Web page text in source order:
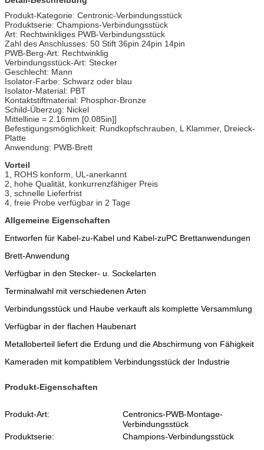
Produkt-Kategorie: Centronic-Verbindungsstück
Produktserie: Champions-Verbindungsstück
Art: Rechtwinkliges PWB-Verbindungsstück
Zahl des Anschlusses: 50 Stift 36pin 24pin 14pin
PWB-Berg-Art: Rechtwinklig
Verbindungsstück-Art: Stecker
Geschlecht: Mann
Isolator-Farbe: Schwarz oder blau
Isolator-Material: PBT
Kontaktstiftmaterial: Phosphor-Bronze
Schild-Überzug: Nickel
Mittellinie = 2.16mm [0.085in]]
Befestigungsmöglichkeit: Rundkopfschrauben, L Klammer, Dreieck-
Platte
Anwendung: PWB-Brett
Vorteil
1, ROHS konform, UL-anerkannt
2, hohe Qualität, konkurrenzfähiger Preis
3, schnelle Lieferfrist
4, freie Probe verfügbar in 2 Tage
Allgemeine Eigenschaften
Entworfen für Kabel-zu-Kabel und Kabel-zuPC Brettanwendungen
Brett-Anwendung
Verfügbar in den Stecker- u. Sockelarten
Terminalwahl mit verschiedenen Arten
Verbindungsstück und Haube verkauft als komplette Versammlung
Verfügbar in der flachen Haubenart
Metalloberteil liefert die Erdung und die Abschirmung von Fähigkeit
Kameraden mit kompatiblem Verbindungsstück der Industrie
Produkt-Eigenschaften
Produkt-Art:
Centronics-PWB-Montage-
Verbindungsstück
Produktserie:
Champions-Verbindungsstück